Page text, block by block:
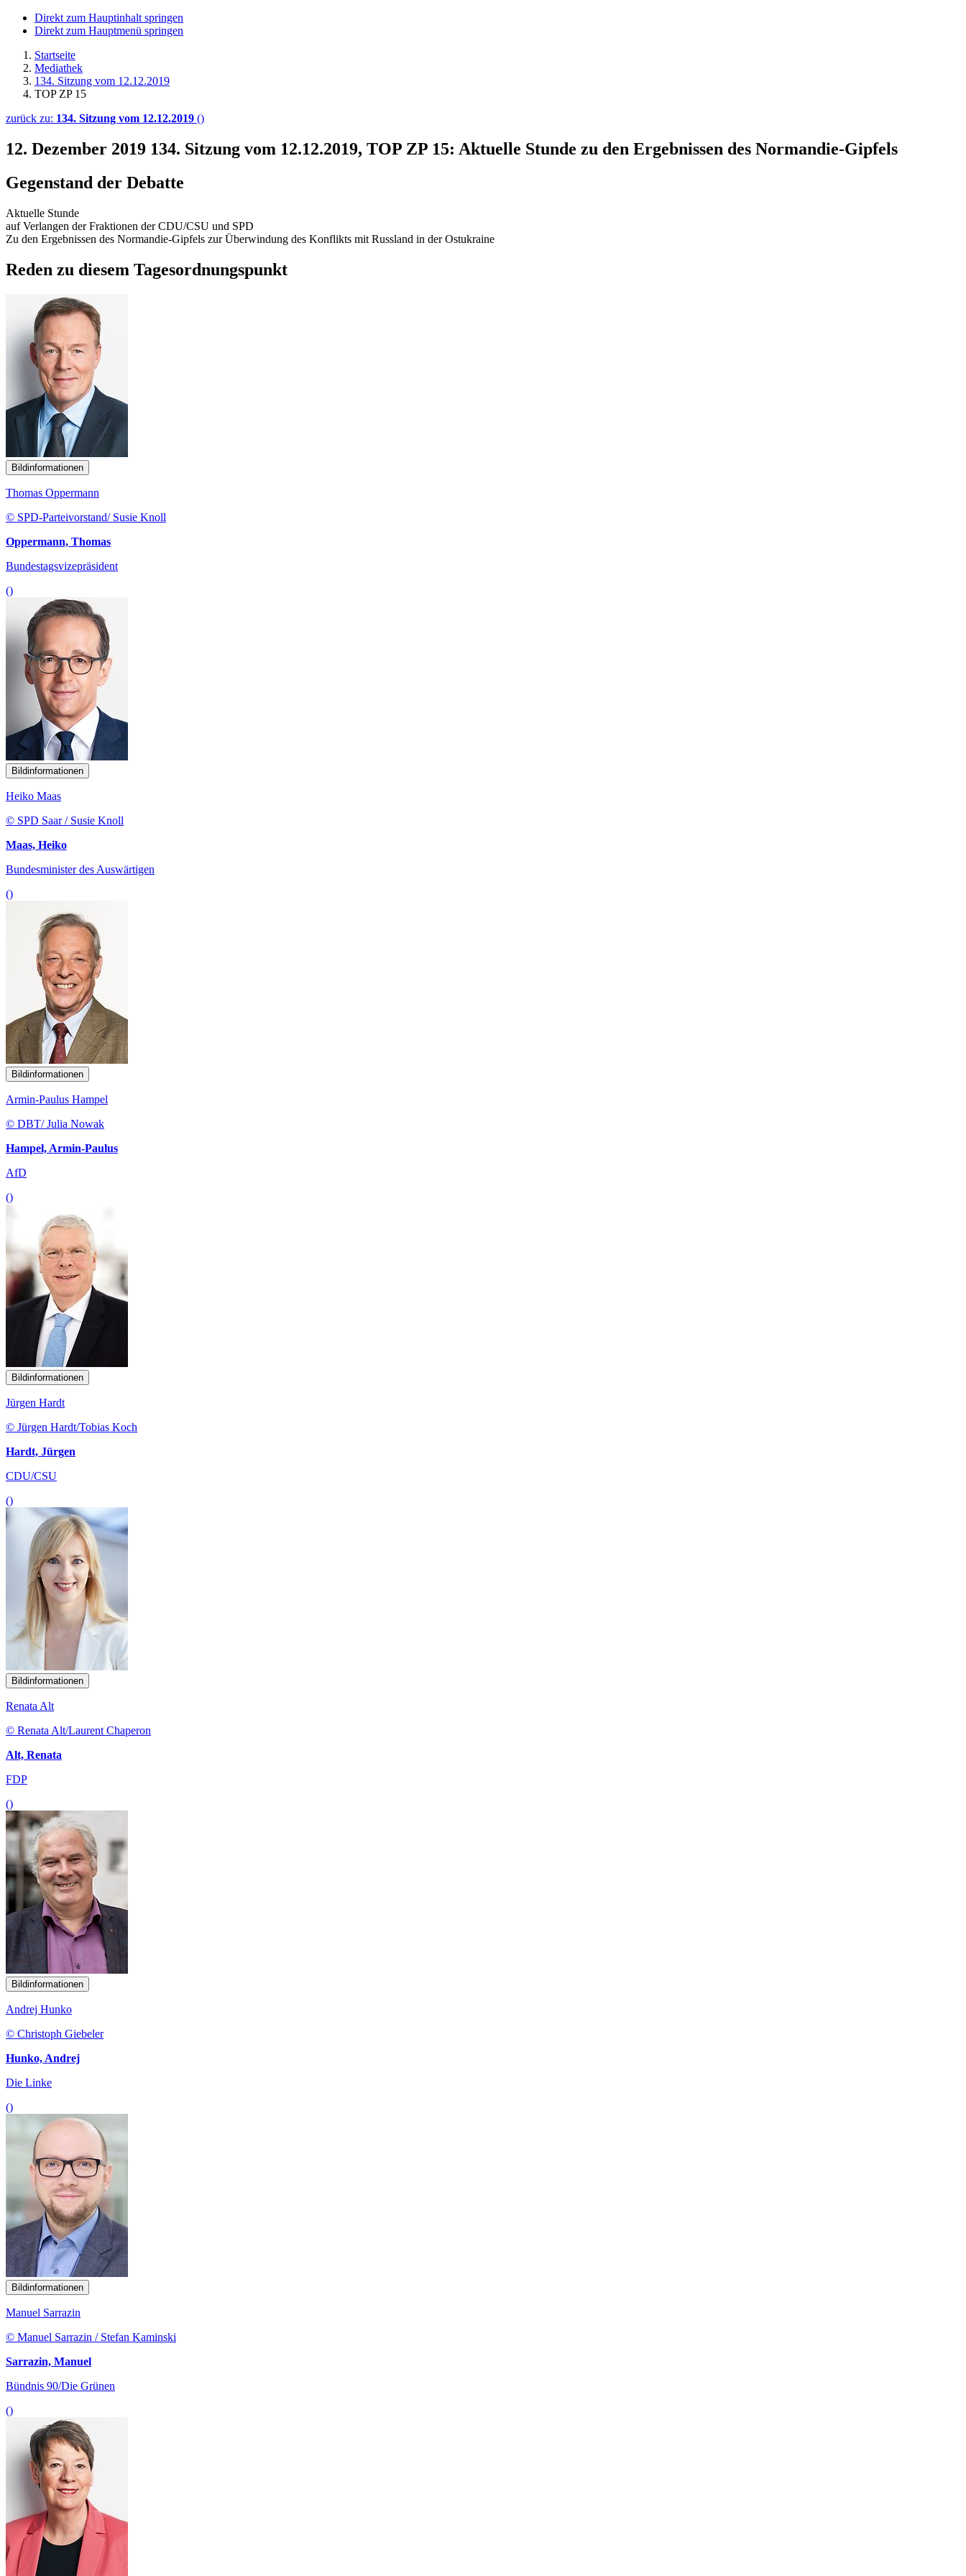
Direkt zum Hauptinhalt springen
Direkt zum Hauptmenü springen
Startseite
Mediathek
134. Sitzung vom 12.12.2019
TOP ZP 15
zurück zu: 134. Sitzung vom 12.12.2019 ()
12. Dezember 2019 134. Sitzung vom 12.12.2019, TOP ZP 15: Aktuelle Stunde zu den Ergebnissen des Normandie-Gipfels
Gegenstand der Debatte
Aktuelle Stunde
auf Verlangen der Fraktionen der CDU/CSU und SPD
Zu den Ergebnissen des Normandie-Gipfels zur Überwindung des Konflikts mit Russland in der Ostukraine
Reden zu diesem Tagesordnungspunkt
Bildinformationen
Thomas Oppermann
© SPD-Parteivorstand/ Susie Knoll
Oppermann, Thomas
Bundestagsvizepräsident
()
Bildinformationen
Heiko Maas
© SPD Saar / Susie Knoll
Maas, Heiko
Bundesminister des Auswärtigen
()
Bildinformationen
Armin-Paulus Hampel
© DBT/ Julia Nowak
Hampel, Armin-Paulus
AfD
()
Bildinformationen
Jürgen Hardt
© Jürgen Hardt/Tobias Koch
Hardt, Jürgen
CDU/CSU
()
Bildinformationen
Renata Alt
© Renata Alt/Laurent Chaperon
Alt, Renata
FDP
()
Bildinformationen
Andrej Hunko
© Christoph Giebeler
Hunko, Andrej
Die Linke
()
Bildinformationen
Manuel Sarrazin
© Manuel Sarrazin / Stefan Kaminski
Sarrazin, Manuel
Bündnis 90/Die Grünen
()